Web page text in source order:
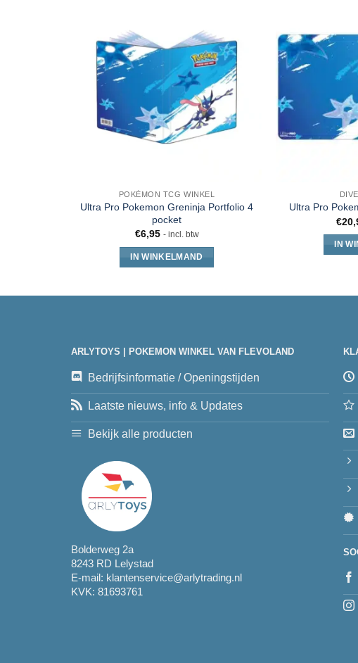
POKÉMON TCG WINKEL
Ultra Pro Pokemon Greninja Portfolio 4
pocket
€6,95 - incl. btw
IN WINKELMAND
Ultra Pro
€
IN
ARLYTOYS | POKEMON WINKEL VAN FLEVOLAND
Bedrijfsinformatie / Openingstijden
Laatste nieuws, info & Updates
Bekijk alle producten
Bolderweg 2a
8243 RD Lelystad
E-mail: klantenservice@arlytrading.nl
KVK: 81693761